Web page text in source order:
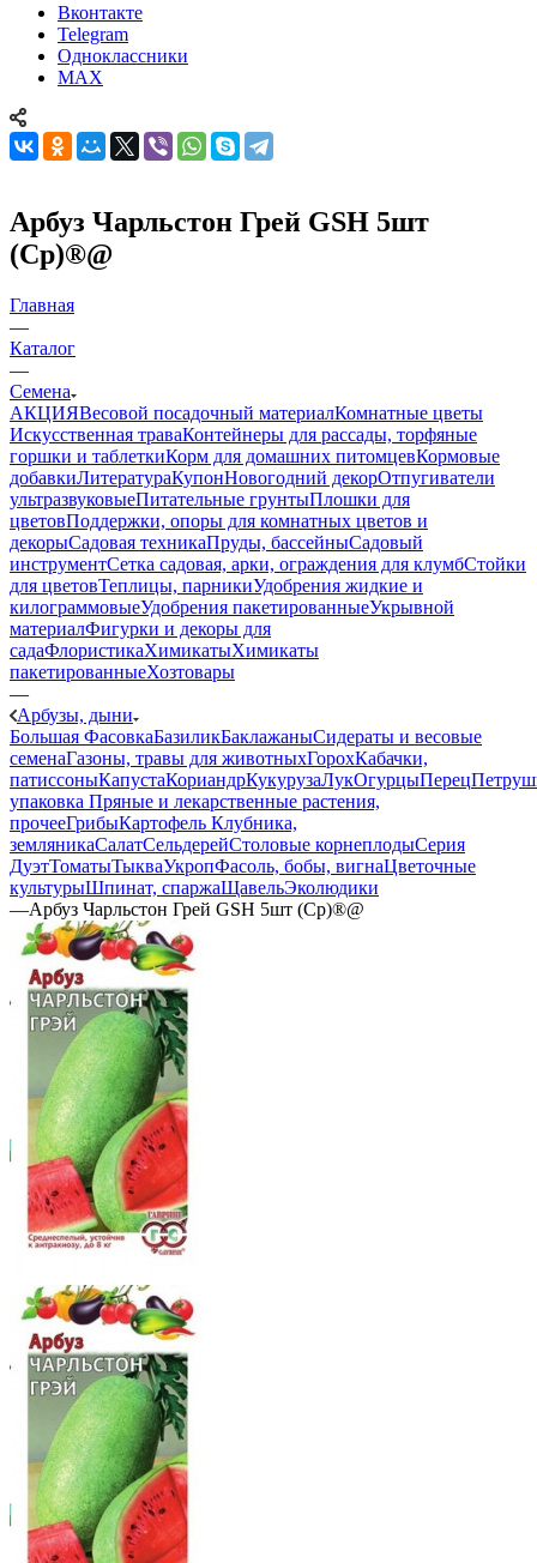
Вконтакте
Telegram
Одноклассники
MAX
Арбуз Чарльстон Грей GSH 5шт
(Ср)®@
Главная
—
Каталог
—
Семена
АКЦИЯВесовой посадочный материалКомнатные цветы
Искусственная траваКонтейнеры для рассады, торфяные
горшки и таблеткиКорм для домашних питомцевКормовые
добавкиЛитератураКупонНовогодний декорОтпугиватели
ультразвуковыеПитательные грунтыПлошки для
цветовПоддержки, опоры для комнатных цветов и
декорыСадовая техникаПруды, бассейныСадовый
инструментСетка садовая, арки, ограждения для клумбСтойки
для цветовТеплицы, парникиУдобрения жидкие и
килограммовыеУдобрения пакетированныеУкрывной
материалФигурки и декоры для
садаФлористикаХимикатыХимикаты
пакетированныеХозтовары
—
Арбузы, дыни
Большая ФасовкаБазиликБаклажаныСидераты и весовые
семенаГазоны, травы для животныхГорохКабачки,
патиссоныКапустаКориандрКукурузаЛукОгурцыПерец
упаковка Пряные и лекарственные растения,
прочееГрибыКартофель Клубника,
земляникаСалатСельдерейСтоловые корнеплодыСерия
ДуэтТоматыТыкваУкропФасоль, бобы, вигнаЦветочные
культурыШпинат, спаржаЩавельЭколюдики
—Арбуз Чарльстон Грей GSH 5шт (Ср)®@